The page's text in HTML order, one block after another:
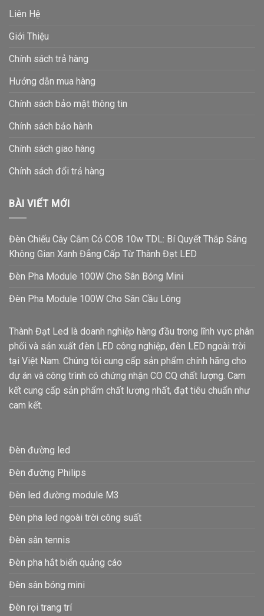
Liên Hệ
Giới Thiệu
Chính sách trả hàng
Hướng dẫn mua hàng
Chính sách bảo mật thông tin
Chính sách bảo hành
Chính sách giao hàng
Chính sách đổi trả hàng
BÀI VIẾT MỚI
Đèn Chiếu Cây Cắm Cỏ COB 10w TDL: Bí Quyết Thắp Sáng
Không Gian Xanh Đẳng Cấp Từ Thành Đạt LED
Đèn Pha Module 100W Cho Sân Bóng Mini
Đèn Pha Module 100W Cho Sân Cầu Lông
Thành Đạt Led là doanh nghiệp hàng đầu trong lĩnh vực phân
phối và sản xuất đèn LED công nghiệp, đèn LED ngoài trời
tại Việt Nam. Chúng tôi cung cấp sản phẩm chính hãng cho
dự án và công trình có chứng nhận CO CQ chất lượng. Cam
kết cung cấp sản phẩm chất lượng nhất, đạt tiêu chuẩn như
cam kết.
Đèn đường led
Đèn đường Philips
Đèn led đường module M3
Đèn pha led ngoài trời công suất
Đèn sân tennis
Đèn pha hắt biển quảng cáo
Đèn sân bóng mini
Đèn rọi trang trí